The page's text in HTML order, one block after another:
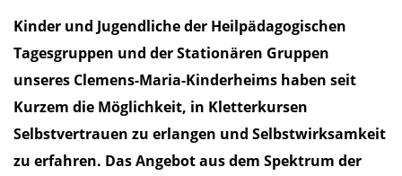
Kinder und Jugendliche der Heilpädagogischen
Tagesgruppen und der Stationären Gruppen
unseres Clemens-Maria-Kinderheims haben seit
Kurzem die Möglichkeit, in Kletterkursen
Selbstvertrauen zu erlangen und Selbstwirksamkeit
zu erfahren. Das Angebot aus dem Spektrum der